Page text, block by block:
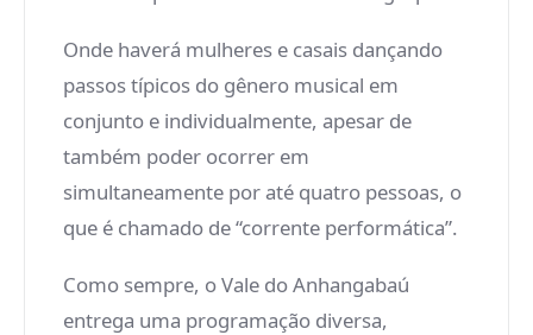
Onde haverá mulheres e casais dançando
passos típicos do gênero musical em
conjunto e individualmente, apesar de
também poder ocorrer em
simultaneamente por até quatro pessoas, o
que é chamado de “corrente performática”.
Como sempre, o Vale do Anhangabaú
entrega uma programação diversa,